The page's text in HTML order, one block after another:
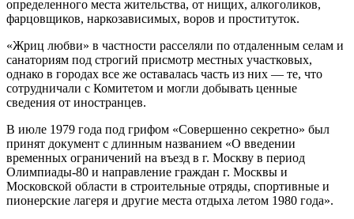
определенного места жительства, от нищих, алкоголиков,
фарцовщиков, наркозависимых, воров и проституток.
«Жриц любви» в частности расселяли по отдаленным селам и
санаториям под строгий присмотр местных участковых,
однако в городах все же оставалась часть из них — те, что
сотрудничали с Комитетом и могли добывать ценные
сведения от иностранцев.
В июле 1979 года под грифом «Совершенно секретно» был
принят документ с длинным названием «О введении
временных ограничений на въезд в г. Москву в период
Олимпиады-80 и направление граждан г. Москвы и
Московской области в строительные отряды, спортивные и
пионерские лагеря и другие места отдыха летом 1980 года».